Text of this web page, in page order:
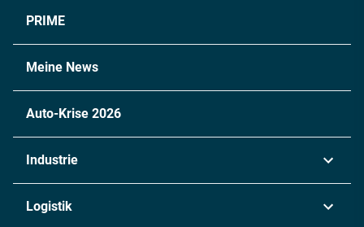
PRIME
Meine News
Auto-Krise 2026
Industrie
Logistik